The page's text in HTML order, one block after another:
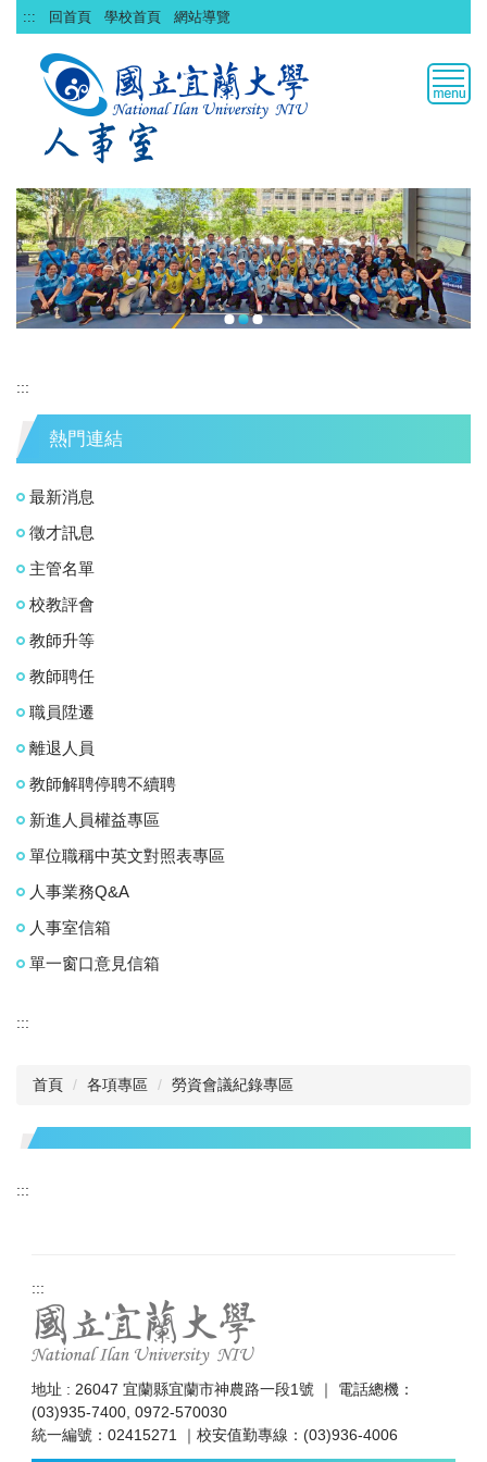
跳
到
::: 回首頁 學校首頁 網站導覽
:::
熱門連結
最新消息
徵才訊息
主管名單
校教評會
教師升等
教師聘任
職員陞遷
離退人員
教師解聘停聘不續聘
新進人員權益專區
單位職稱中英文對照表專區
人事業務Q&A
人事室信箱
單一窗口意見信箱
:::
首頁 各項專區 勞資會議紀錄專區
:::
:::
地址 : 26047 宜蘭縣宜蘭市神農路一段1號 ｜ 電話總機：
(03)935-7400, 0972-570030
統一編號：02415271 ｜校安值勤專線：(03)936-4006